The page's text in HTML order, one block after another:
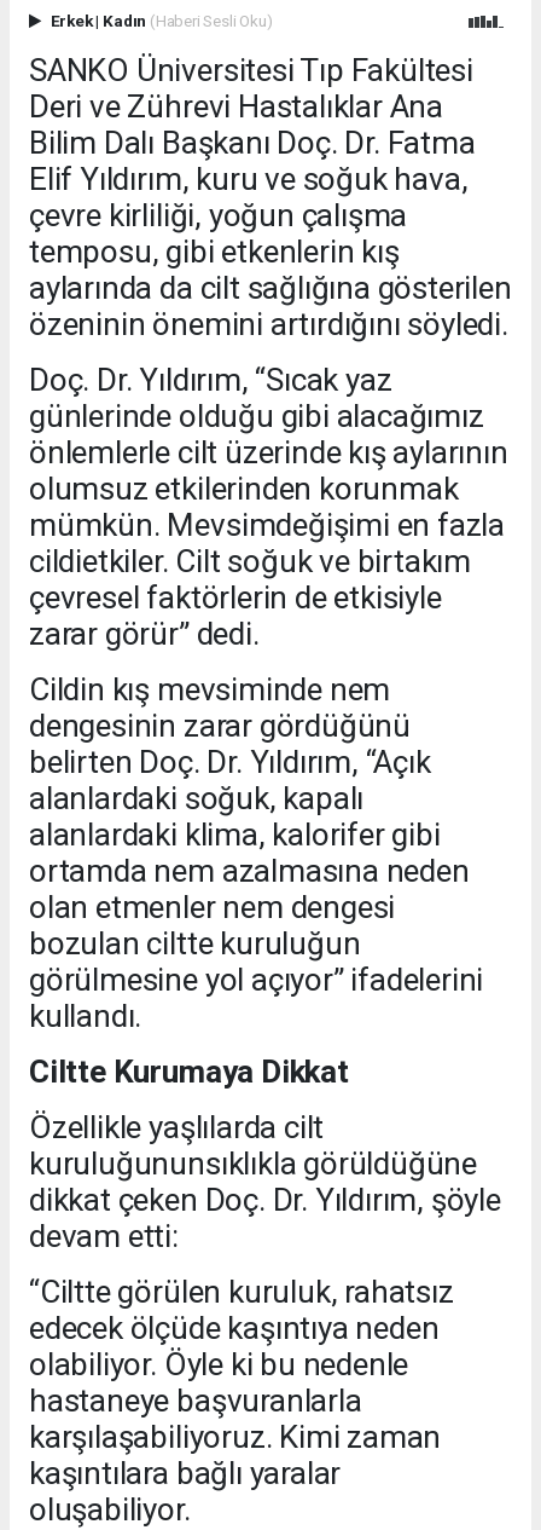
Erkek| Kadın (Haberi Sesli Oku)
SANKO Üniversitesi Tıp Fakültesi
Deri ve Zührevi Hastalıklar Ana
Bilim Dalı Başkanı Doç. Dr. Fatma
Elif Yıldırım, kuru ve soğuk hava,
çevre kirliliği, yoğun çalışma
temposu, gibi etkenlerin kış
aylarında da cilt sağlığına gösterilen
özeninin önemini artırdığını söyledi.
Doç. Dr. Yıldırım, “Sıcak yaz
günlerinde olduğu gibi alacağımız
önlemlerle cilt üzerinde kış aylarının
olumsuz etkilerinden korunmak
mümkün. Mevsimdeğişimi en fazla
cildietkiler. Cilt soğuk ve birtakım
çevresel faktörlerin de etkisiyle
zarar görür” dedi.
Cildin kış mevsiminde nem
dengesinin zarar gördüğünü
belirten Doç. Dr. Yıldırım, “Açık
alanlardaki soğuk, kapalı
alanlardaki klima, kalorifer gibi
ortamda nem azalmasına neden
olan etmenler nem dengesi
bozulan ciltte kuruluğun
görülmesine yol açıyor” ifadelerini
kullandı.
Ciltte Kurumaya Dikkat
Özellikle yaşlılarda cilt
kuruluğununsıklıkla görüldüğüne
dikkat çeken Doç. Dr. Yıldırım, şöyle
devam etti:
“Ciltte görülen kuruluk, rahatsız
edecek ölçüde kaşıntıya neden
olabiliyor. Öyle ki bu nedenle
hastaneye başvuranlarla
karşılaşabiliyoruz. Kimi zaman
kaşıntılara bağlı yaralar
oluşabiliyor.